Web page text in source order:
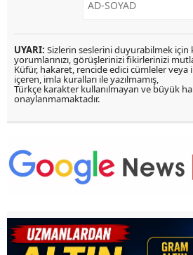
UYARI: Sizlerin seslerini duyurabilmek için
yorumlarınızı, görüşlerinizi fikirlerinizi
Küfür, hakaret, rencide edici cümleler veya
içeren, imla kuralları ile yazılmamış,
Türkçe karakter kullanılmayan ve büyük
onaylanmamaktadır.